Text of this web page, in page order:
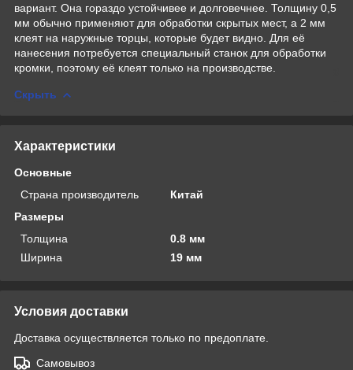
вариант. Она гораздо устойчивее и долговечнее. Толщину 0,5
мм обычно применяют для обработки скрытых мест, а 2 мм
клеят на наружные торцы, которые будет видно. Для её
нанесения потребуется специальный станок для обработки
кромки, поэтому её клеят только на производстве.
Скрыть
Характеристики
Основные
Страна производитель
Китай
Размеры
Толщина
0.8 мм
Ширина
19 мм
Условия доставки
Доставка осуществляется только по предоплате.
Самовывоз